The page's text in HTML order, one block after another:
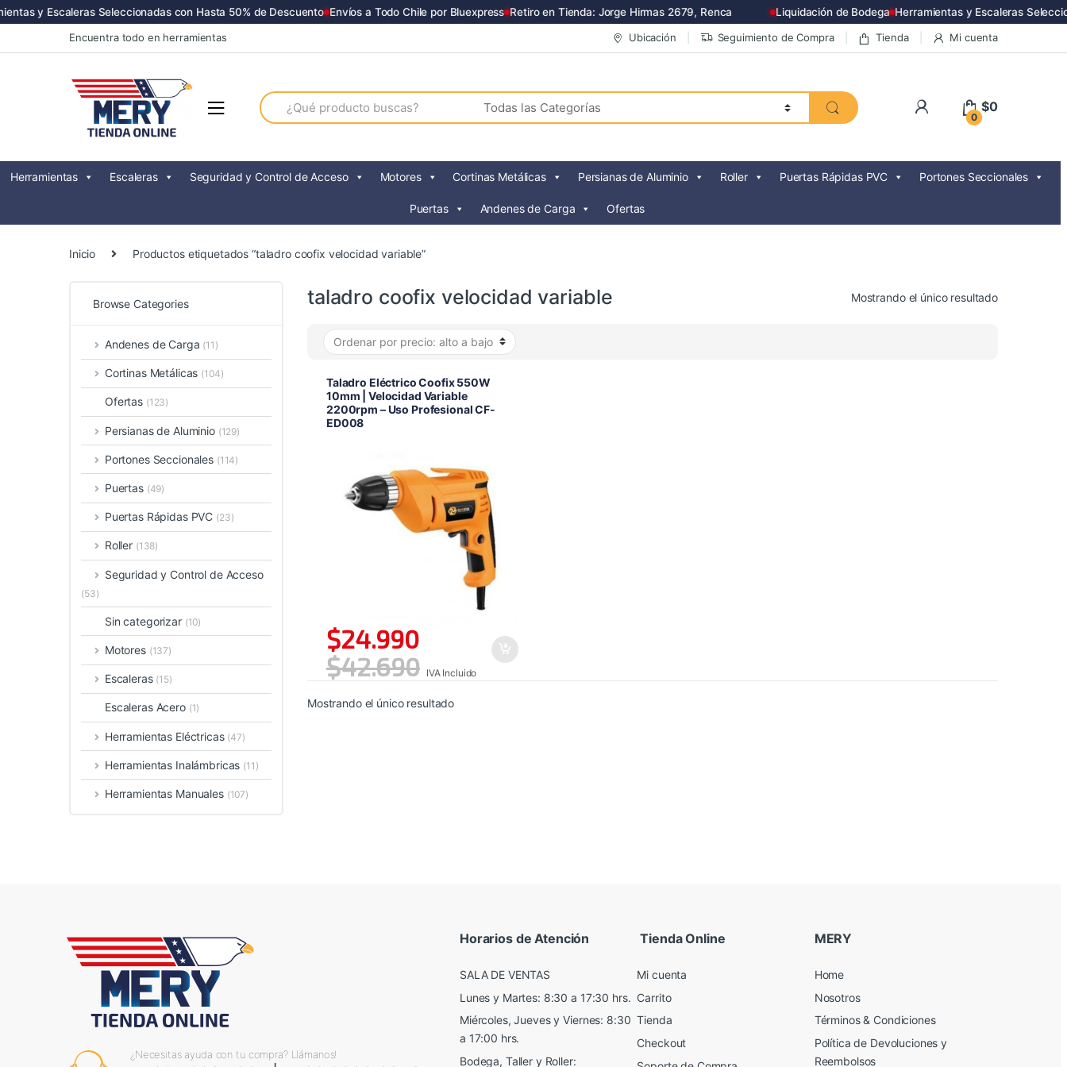
y Escaleras Seleccionadas con Hasta 50% de Descuento Envíos a Todo Chile por Bluexpress Retiro en Tienda: Jorge Hirmas 2679, Renca Liquidación de Bodega Herramientas y Escaleras
to
to
Encuentra todo en herramientas Ubicación Seguimiento de Compra Tienda Mi cuenta
Search
for:
0
$0
Herramientas Escaleras Seguridad y Control de Acceso Motores Cortinas Metálicas Persianas de Aluminio Roller Puertas Rápidas PVC Portones Seccionales
Puertas Andenes de Carga Ofertas
Inicio Productos etiquetados “taladro coofix velocidad variable”
taladro coofix velocidad variable Mostrando el único resultado
Taladro Eléctrico Coofix 550W
10mm | Velocidad Variable
2200rpm – Uso Profesional CF-
ED008
$24.990
$42.690 IVA Incluido
Mostrando el único resultado
Browse Categories
Andenes de Carga (11)
Cortinas Metálicas (104)
Ofertas (123)
Persianas de Aluminio (129)
Portones Seccionales (114)
Puertas (49)
Puertas Rápidas PVC (23)
Roller (138)
Seguridad y Control de Acceso
(53)
Sin categorizar (10)
Motores (137)
Escaleras (15)
Escaleras Acero (1)
Herramientas Eléctricas (47)
Herramientas Inalámbricas (11)
Herramientas Manuales (107)
¿Necesitas ayuda con tu compra? Llámanos!
Horarios de Atención
SALA DE VENTAS
Lunes y Martes: 8:30 a 17:30 hrs.
Miércoles, Jueves y Viernes: 8:30
a 17:00 hrs.
Bodega, Taller y Roller:
Tienda Online
Mi cuenta
Carrito
Tienda
Checkout
MERY
Home
Nosotros
Términos & Condiciones
Política de Devoluciones y
Reembolsos